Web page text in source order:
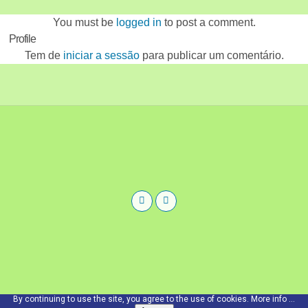
You must be logged in to post a comment.
Profile
Tem de iniciar a sessãopara publicar um comentário.
By continuing to use the site, you agree to the use of cookies. More info ...